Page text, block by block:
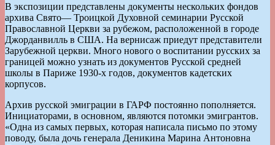
В экспозиции представлены документы нескольких фондов
архива Свято— Троицкой Духовной семинарии Русской
Православной Церкви за рубежом, расположенной в городе
Джорданвилль в США. На вернисаж приедут представители
Зарубежной церкви. Много нового о воспитании русских за
границей можно узнать из документов Русской средней
школы в Париже 1930-х годов, документов кадетских
корпусов.
Архив русской эмиграции в ГАРФ постоянно пополняется.
Инициаторами, в основном, являются потомки эмигрантов.
«Одна из самых первых, которая написала письмо по этому
поводу, была дочь генерала Деникина Марина Антоновна